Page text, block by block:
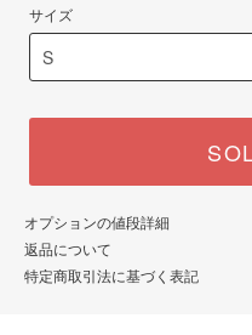
サイズ
オプションの値段詳細
返品について
特定商取引法に基づく表記